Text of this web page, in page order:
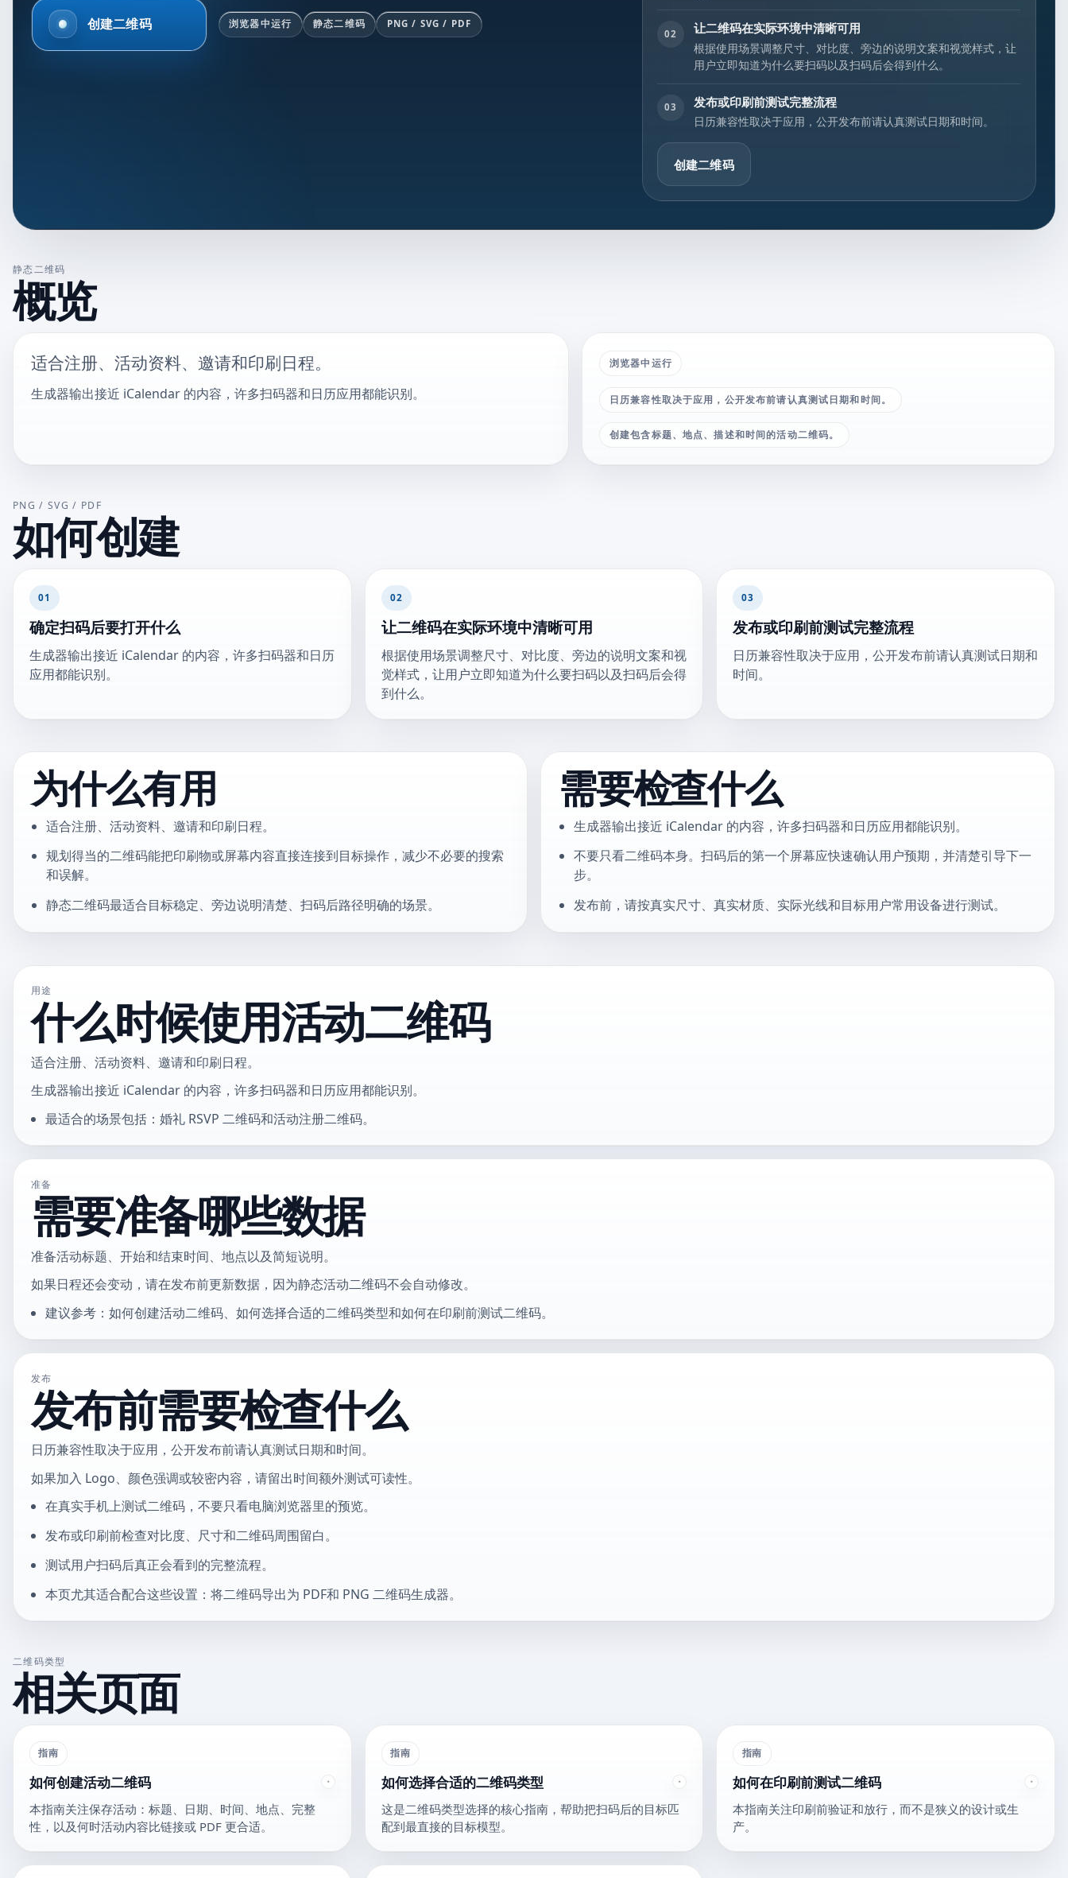
创建二维码 浏览器中运行 静态二维码 PNG / SVG / PDF
02 让二维码在实际环境中清晰可用
根据使用场景调整尺寸、对比度、旁边的说明文案和视觉样式，让
用户立即知道为什么要扫码以及扫码后会得到什么。
03 发布或印刷前测试完整流程
日历兼容性取决于应用，公开发布前请认真测试日期和时间。
创建二维码
静态二维码
概览
适合注册、活动资料、邀请和印刷日程。
生成器输出接近 iCalendar 的内容，许多扫码器和日历应用都能识别。
浏览器中运行
日历兼容性取决于应用，公开发布前请认真测试日期和时间。
创建包含标题、地点、描述和时间的活动二维码。
PNG / SVG / PDF
如何创建
01
确定扫码后要打开什么
生成器输出接近 iCalendar 的内容，许多扫码器和日历
应用都能识别。
02
让二维码在实际环境中清晰可用
根据使用场景调整尺寸、对比度、旁边的说明文案和视
觉样式，让用户立即知道为什么要扫码以及扫码后会得
到什么。
03
发布或印刷前测试完整流程
日历兼容性取决于应用，公开发布前请认真测试日期和
时间。
为什么有用
适合注册、活动资料、邀请和印刷日程。
规划得当的二维码能把印刷物或屏幕内容直接连接到目标操作，减少不必要的搜索
和误解。
静态二维码最适合目标稳定、旁边说明清楚、扫码后路径明确的场景。
需要检查什么
生成器输出接近 iCalendar 的内容，许多扫码器和日历应用都能识别。
不要只看二维码本身。扫码后的第一个屏幕应快速确认用户预期，并清楚引导下一
步。
发布前，请按真实尺寸、真实材质、实际光线和目标用户常用设备进行测试。
用途
什么时候使用活动二维码
适合注册、活动资料、邀请和印刷日程。
生成器输出接近 iCalendar 的内容，许多扫码器和日历应用都能识别。
最适合的场景包括：婚礼 RSVP 二维码和活动注册二维码。
准备
需要准备哪些数据
准备活动标题、开始和结束时间、地点以及简短说明。
如果日程还会变动，请在发布前更新数据，因为静态活动二维码不会自动修改。
建议参考：如何创建活动二维码、如何选择合适的二维码类型和如何在印刷前测试二维码。
发布
发布前需要检查什么
日历兼容性取决于应用，公开发布前请认真测试日期和时间。
如果加入 Logo、颜色强调或较密内容，请留出时间额外测试可读性。
在真实手机上测试二维码，不要只看电脑浏览器里的预览。
发布或印刷前检查对比度、尺寸和二维码周围留白。
测试用户扫码后真正会看到的完整流程。
本页尤其适合配合这些设置：将二维码导出为 PDF和 PNG 二维码生成器。
二维码类型
相关页面
指南
如何创建活动二维码
本指南关注保存活动：标题、日期、时间、地点、完整
性，以及何时活动内容比链接或 PDF 更合适。
指南
如何选择合适的二维码类型
这是二维码类型选择的核心指南，帮助把扫码后的目标匹
配到最直接的目标模型。
指南
如何在印刷前测试二维码
本指南关注印刷前验证和放行，而不是狭义的设计或生
产。